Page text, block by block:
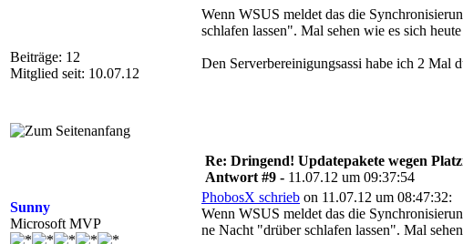
Beiträge: 12
Mitglied seit: 10.07.12
Wenn WSUS meldet das die
schlafen lassen". Mal sehen wie es sich
Den Serverbereinigungsassi habe ich 2 Mal
Sunny
Microsoft MVP
Re: Dringend! Updatepakete wegen
Antwort #9 - 11.07.12 um 09:37:54
PhobosX schrieb on 11.07.12 um 08:47:32:
Wenn WSUS meldet das die
ne Nacht "drüber schlafen lassen". Mal